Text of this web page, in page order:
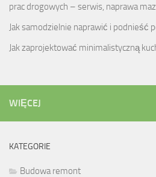
prac drogowych – serwis, naprawa
Jak samodzielnie naprawić i podnieść
Jak zaprojektować minimalistyczną
WIĘCEJ
KATEGORIE
Budowa remont